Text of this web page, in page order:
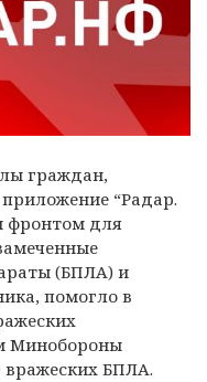
граждан,
“Радар.
фронтом для
(БПЛА) и
помогло в
Минобороны
вражеских БПЛА.